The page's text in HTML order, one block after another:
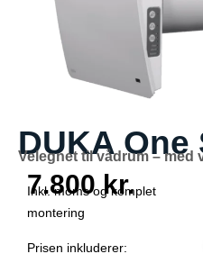
DUKA One
Velegnet til vådrum – med
7.800 kr.
Inkl. moms og komplet
montering
Prisen inkluderer: